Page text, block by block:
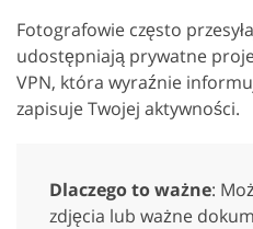
Fotografowie często
udostępniają prywatne
VPN, która wyraźnie
zapisuje Twojej aktywności.
Dlaczego to ważne:
zdjęcia lub ważne